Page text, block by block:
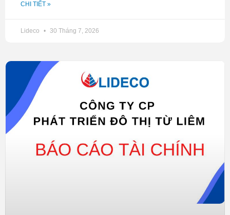
CHI TIẾT »
Lideco 30 Tháng 7, 2026